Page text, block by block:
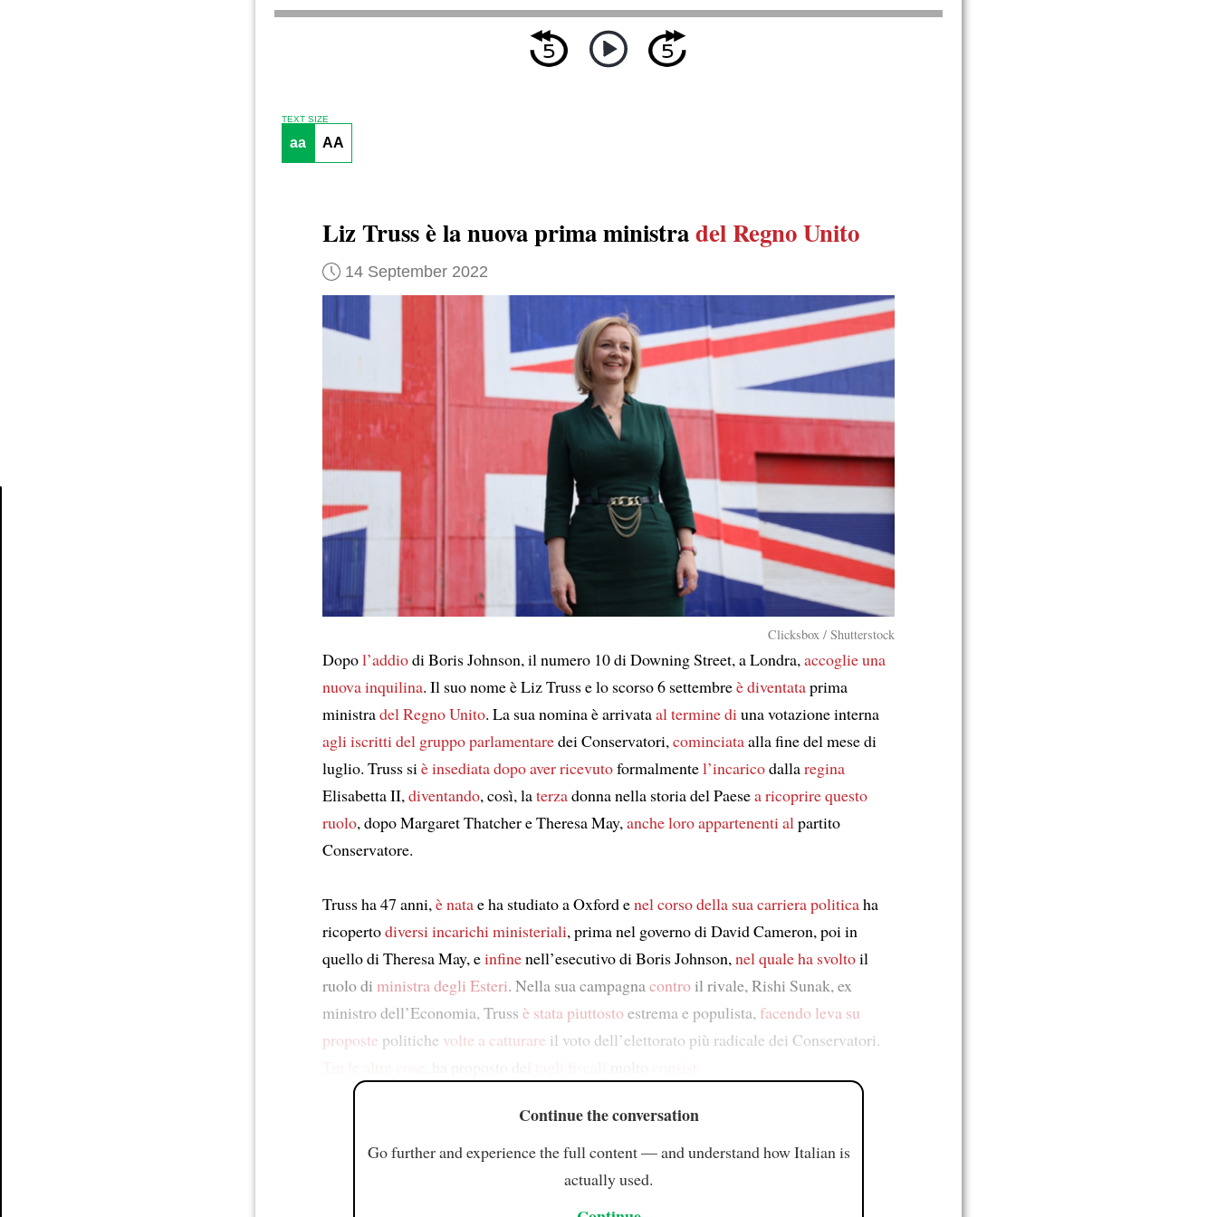
TEXT SIZE
aa AA
Liz Truss è la nuova prima ministradel Regno Unito
14 September 2022
Clicksbox / Shutterstock
Dopol’addiodi Boris Johnson, il numero 10 di Downing Street, a Londra, accoglieuna
nuova inquilina. Il suo nome è Liz Truss e lo scorso 6 settembreè diventataprima
ministradel Regno Unito. La sua nomina è arrivataal termine di una votazione interna
agli iscritti del gruppo parlamentaredei Conservatori, cominciataalla fine del mese di
luglio. Truss si è insediatadopo aver ricevutoformalmentel’incaricodallaregina
Elisabetta II, diventando, così, laterzadonna nella storia del Paesea ricoprire questo
ruolo, dopo Margaret Thatcher e Theresa May, anche loro appartenenti al partito
Conservatore.
Truss ha 47 anni, è natae ha studiato a Oxford enel corso della sua carriera politicaha
ricopertodiversi incarichi ministeriali, prima nel governo di David Cameron, poi in
quello di Theresa May, einfinenell’esecutivo di Boris Johnson, nel quale ha svoltoil
ruolo di ministra degli Esteri. Nella sua campagna contro il rivale, Rishi Sunak, ex
ministro dell’Economia, Truss è stata piuttosto estrema e populista, facendo leva su
proposte politiche volte a catturare il voto dell’elettorato più radicale dei Conservatori.
Continue the conversation
Go further and experience the full content — and understand how Italian is
actually used.